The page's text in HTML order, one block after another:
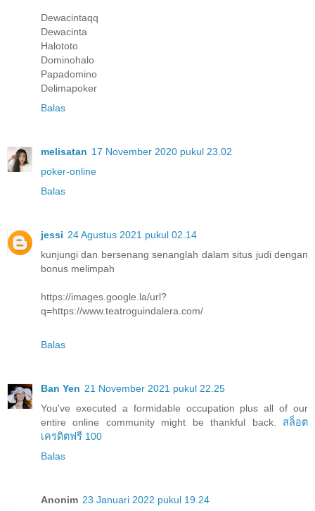
Dewacintaqq
Dewacinta
Halototo
Dominohalo
Papadomino
Delimapoker
Balas
melisatan 17 November 2020 pukul 23.02
poker-online
Balas
jessi 24 Agustus 2021 pukul 02.14
kunjungi dan bersenang senanglah dalam situs judi dengan
bonus melimpah
https://images.google.la/url?
q=https://www.teatroguindalera.com/
Balas
Ban Yen 21 November 2021 pukul 22.25
You've executed a formidable occupation plus all of our
entire online community might be thankful back. สล็อต
เครดิตฟรี 100
Balas
Anonim 23 Januari 2022 pukul 19.24